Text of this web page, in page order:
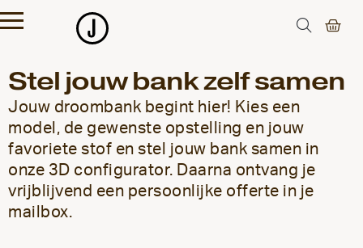
Stel jouw bank zelf samen
Jouw droombank begint hier! Kies een
model, de gewenste opstelling en jouw
favoriete stof en stel jouw bank samen in
onze 3D configurator. Daarna ontvang je
vrijblijvend een persoonlijke offerte in je
mailbox.